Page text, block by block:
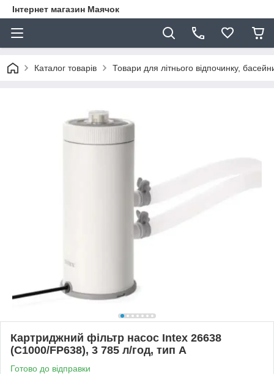
Інтернет магазин Маячок
Каталог товарів Товари для літнього відпочинку,
Картриджний фільтр насос Intex 26638
(C1000/FP638), 3 785 л/год, тип А
Готово до відправки